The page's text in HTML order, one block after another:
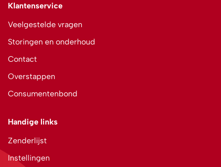
Klantenservice
Veelgestelde vragen
Storingen en onderhoud
Contact
Overstappen
Consumentenbond
Handige links
Zenderlijst
Instellingen